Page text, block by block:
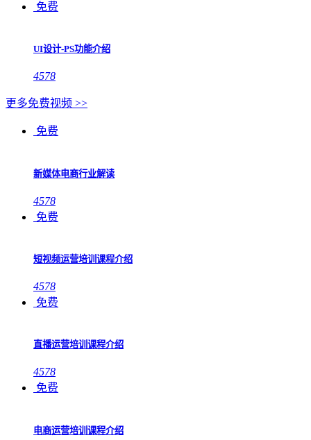
免费
UI设计-PS功能介绍
4578
更多免费视频 >>
免费
新媒体电商行业解读
4578
免费
短视频运营培训课程介绍
4578
免费
直播运营培训课程介绍
4578
免费
电商运营培训课程介绍